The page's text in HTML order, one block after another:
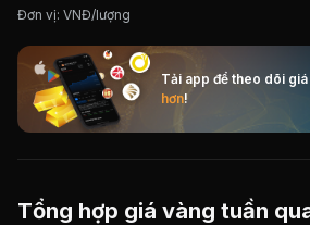
Đơn vị: VNĐ/lượng
Tải app để theo dõi giá
hơn!
Tổng hợp giá vàng tuần